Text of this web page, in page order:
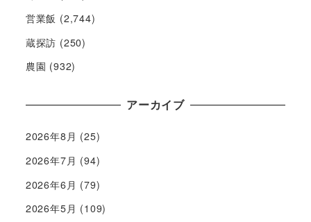
営業飯 (2,744)
蔵探訪 (250)
農園 (932)
アーカイブ
2026年8月 (25)
2026年7月 (94)
2026年6月 (79)
2026年5月 (109)